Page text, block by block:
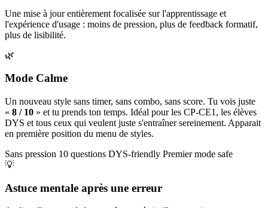
Une mise à jour entièrement focalisée sur l'apprentissage et
l'expérience d'usage : moins de pression, plus de feedback formatif,
plus de lisibilité.
🌿
Mode Calme
Un nouveau style sans timer, sans combo, sans score. Tu vois juste
« 8 / 10 » et tu prends ton temps. Idéal pour les CP-CE1, les élèves
DYS et tous ceux qui veulent juste s'entraîner sereinement. Apparait
en première position du menu de styles.
Sans pression 10 questions DYS-friendly Premier mode safe
💡
Astuce mentale après une erreur